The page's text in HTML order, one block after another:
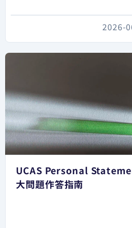
2026-
UCAS Personal
大問題作答指南